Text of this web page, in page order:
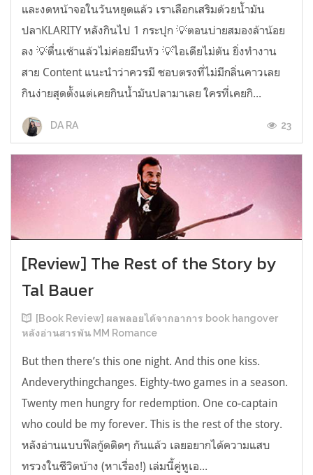
และงดหน้าจอในวันหยุดแล้ว เราเลือกเสริมด้วยน้ำมัน
ปลาKLARITY หลังกินไป 1 กระปุก 💡ตอนบ่ายสมองล้าน้อย
ลง 💡ตื่นเช้าแล้วไม่ค่อยมึนหัว 💡ไอเดียไม่ตัน ยิ่งทำงาน
สาย Content แนะนำว่าควรมี ชอบตรงที่ไม่มีกลิ่นคาวเลย
กินง่ายสุดตั้งแต่เคยกินน้ำมันปลามาเลย ใครที่เคยกิ...
DA RA 23
[Review] The Rest of the Story by
Tal Bauer
[Book Review] ผลพลอยได้จากอาการ book hangover
หลังอ่านสารพัน MM Romance
But then there’s this one night. And this one kiss.
Andeverythingchanges. Eighty-two games in a season.
Twenty men hungry for redemption. One co-captain
who could be my forever. This is the rest of the story.
หลังอ่านแบบฟีลกู้ดติดๆ กันแล้ว เลยอยากได้ความแสบ
ทรวงในชีวิตบ้าง (หาเรื่อง!) เล่มนี้คู่หูเอ...